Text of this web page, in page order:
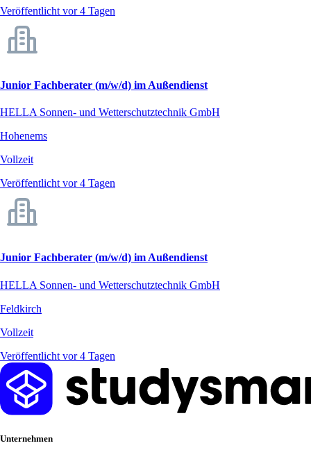
Veröffentlicht vor 4 Tagen
Junior Fachberater (m/w/d) im Außendienst
HELLA Sonnen- und Wetterschutztechnik GmbH
Hohenems
Vollzeit
Veröffentlicht vor 4 Tagen
Junior Fachberater (m/w/d) im Außendienst
HELLA Sonnen- und Wetterschutztechnik GmbH
Feldkirch
Vollzeit
Veröffentlicht vor 4 Tagen
Unternehmen